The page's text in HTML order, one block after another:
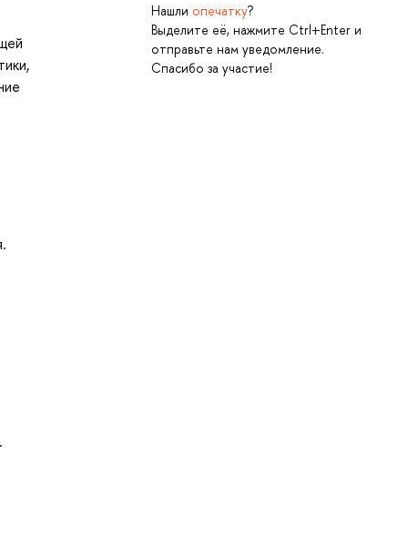
Нашли опечатку?
Выделите её, нажмите Ctrl+Enter и
отправьте нам уведомление.
Спасибо за участие!